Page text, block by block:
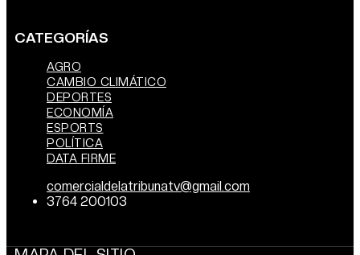
CATEGORÍAS
AGRO
CAMBIO CLIMÁTICO
DEPORTES
ECONOMÍA
ESPORTS
POLÍTICA
DATA FIRME
comercialdelatribunatv@gmail.com
3764 200103